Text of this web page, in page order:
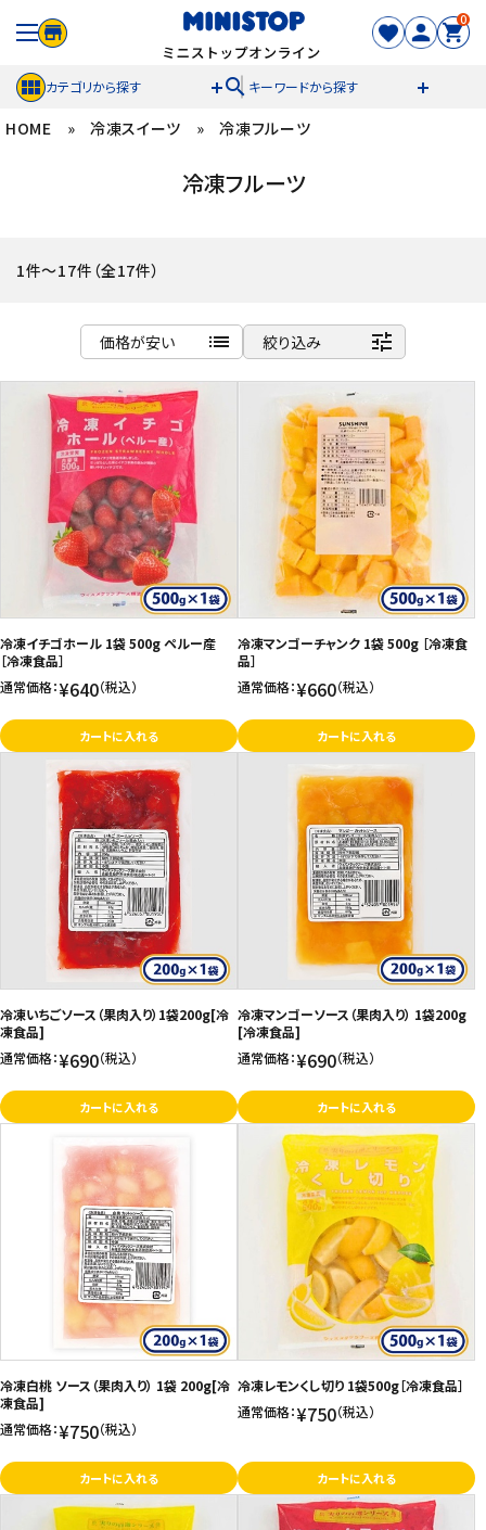
0
カテゴリから探す search キーワードから探す
ACCOUNT MENU
セール商品
カテゴリから探す
スイーツ
お菓子
飲料
日用品
ギフト
セール
フードロス
ペット用品
SHOP GUIDE
ご利用ガイド
お問い合わせ
特定商取引法表示について
利用規約
会社概要
HOME » 冷凍スイーツ » 冷凍フルーツ
冷凍フルーツ
1件～17件（全17件）
価格が安い list
商品名
新着順
発売日順
価格が安い
価格が高い
お気に入り登録数
絞り込み tune
冷凍イチゴホール 1袋 500g ペルー産
［冷凍食品］
通常価格：¥640（税込）
カートに入れる
冷凍マンゴーチャンク 1袋 500g ［冷凍食
品］
通常価格：¥660（税込）
カートに入れる
冷凍いちごソース（果肉入り）1袋200g[冷
凍食品]
通常価格：¥690（税込）
カートに入れる
冷凍マンゴーソース（果肉入り） 1袋200g
[冷凍食品]
通常価格：¥690（税込）
カートに入れる
冷凍白桃 ソース（果肉入り） 1袋 200g[冷
凍食品]
通常価格：¥750（税込）
カートに入れる
冷凍レモンくし切り 1袋500g［冷凍食品］
通常価格：¥750（税込）
カートに入れる